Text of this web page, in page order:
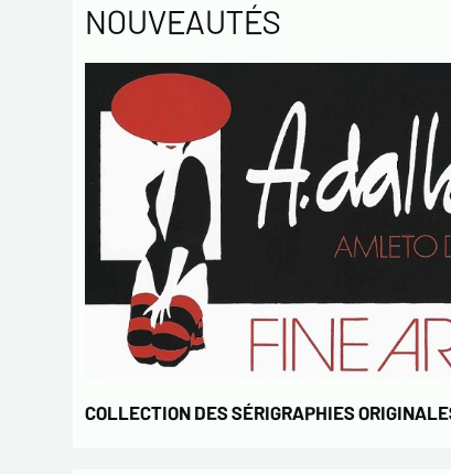
NOUVEAUTÉS
COLLECTION DES SÉRIGRAPHIES